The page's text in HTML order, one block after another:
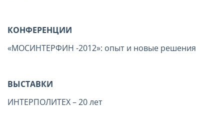
КОНФЕРЕНЦИИ
«МОСИНТЕРФИН -2012»: опыт и новые решения
ВЫСТАВКИ
ИНТЕРПОЛИТЕХ – 20 лет